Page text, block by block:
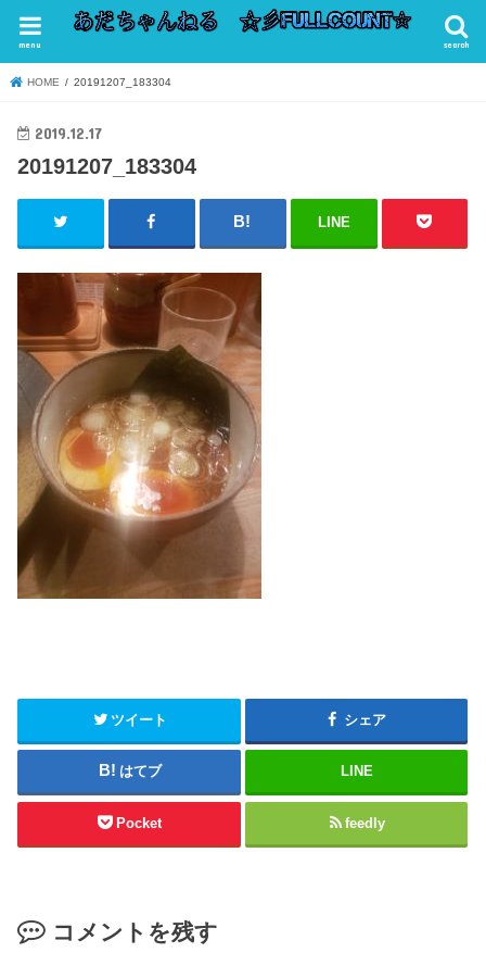
search
menu
HOME 20191207_183304
2019.12.17
20191207_183304
LINE
ツイート シェア
はてブ LINE
Pocket feedly
コメントを残す